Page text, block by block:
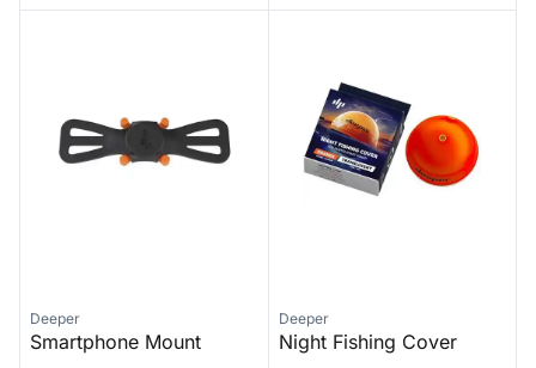
Deeper
Smartphone Mount
Deeper
Night Fishing Cover